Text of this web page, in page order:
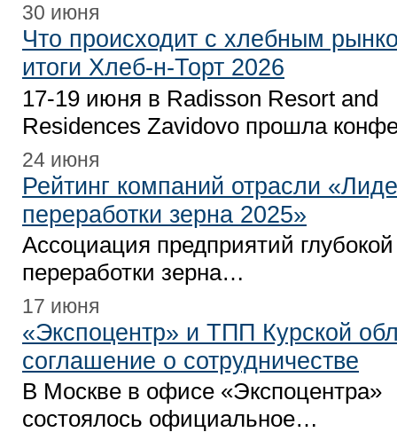
30 июня
Что происходит с хлебным
итоги Хлеб-н-Торт 2026
17-19 июня в Radisson Resort and
Residences Zavidovo прошла
24 июня
Рейтинг компаний отрасли
переработки зерна 2025»
Ассоциация предприятий глубокой
переработки зерна…
17 июня
«Экспоцентр» и ТПП Курской
соглашение о сотрудничестве
В Москве в офисе «Экспоцентра»
состоялось официальное…